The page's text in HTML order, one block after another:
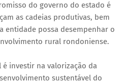
do governo do estado é
as cadeias produtivas, bem
entidade possa desempenhar o
rural rondoniense.
investir na valorização da
sustentável do